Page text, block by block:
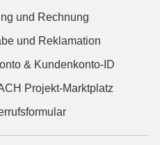
und Rechnung
und Reklamation
& Kundenkonto-ID
Projekt-Marktplatz